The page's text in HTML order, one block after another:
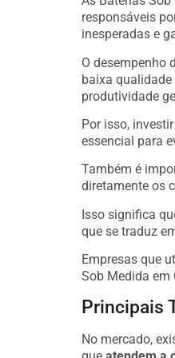
responsáveis
inesperadas e
O desempenho
baixa
produtividade
Por isso,
essencial para
Também é
diretamente os
Isso significa
que se traduz
Empresas que
Sob Medida em
Principais
No mercado,